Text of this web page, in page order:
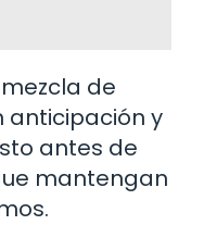
de
anticipación y
antes de
mantengan